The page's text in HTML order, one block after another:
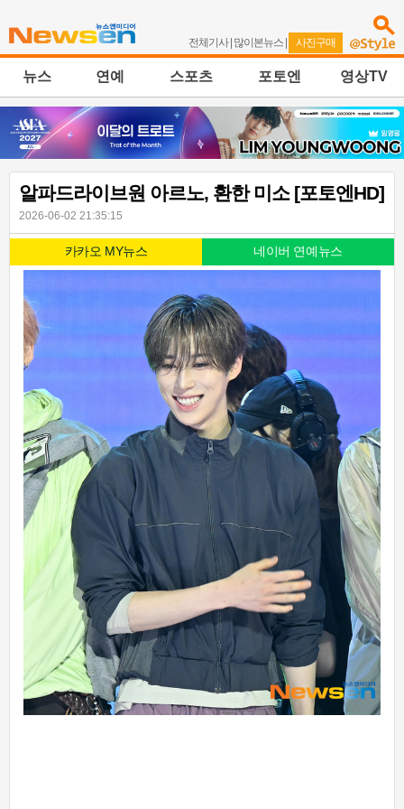
전체기사| 많이본뉴스 | 사진구매
뉴스 연예 스포츠 포토엔 영상TV
알파드라이브원 아르노, 환한 미소 [포토엔HD]
2026-06-02 21:35:15
카카오 MY뉴스 네이버 연예뉴스